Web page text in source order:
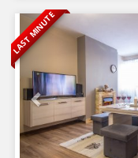
Previous
LAST MINUTE